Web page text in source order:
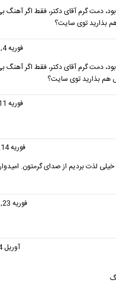
بود، دمت گرم آقای دکتر، فقط اگر
بذارید توی سایت؟
فوریه 4, 2018 در 11:14 ب.ظ
بود، دمت گرم آقای دکتر، فقط اگر
هم بذارید توی سایت؟
فوریه 11, 2018 در 2:51 ب.ظ
فوریه 14, 2018 در 10:06 ق.ظ
لذت بردیم از صدای گرمتون.
فوریه 23, 2018 در 10:36 ب.ظ
آوریل 4, 2018 در 7:15 ب.ظ